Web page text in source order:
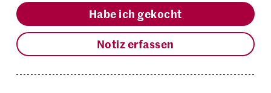
Habe ich gekocht
Notiz erfassen